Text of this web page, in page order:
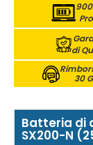
di
30
Batteria di
SX200-N